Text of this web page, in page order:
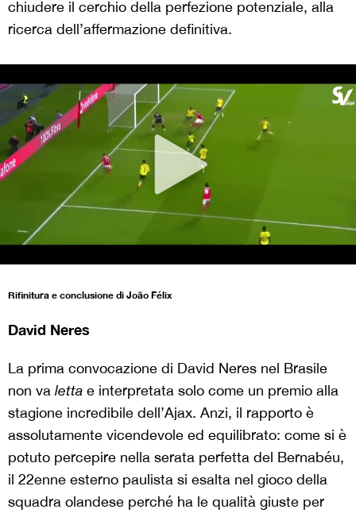
chiudere il cerchio della perfezione potenziale, alla
ricerca dell’affermazione definitiva.
Rifinitura e conclusione di João Félix
David Neres
La prima convocazione di David Neres nel Brasile
non va letta e interpretata solo come un premio alla
stagione incredibile dell’Ajax. Anzi, il rapporto è
assolutamente vicendevole ed equilibrato: come si è
potuto percepire nella serata perfetta del Bernabéu,
il 22enne esterno paulista si esalta nel gioco della
squadra olandese perché ha le qualità giuste per